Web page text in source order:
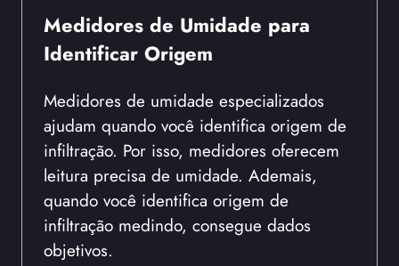
Medidores de Umidade para
Identificar Origem
Medidores de umidade especializados
ajudam quando você identifica origem de
infiltração. Por isso, medidores oferecem
leitura precisa de umidade. Ademais,
quando você identifica origem de
infiltração medindo, consegue dados
objetivos.